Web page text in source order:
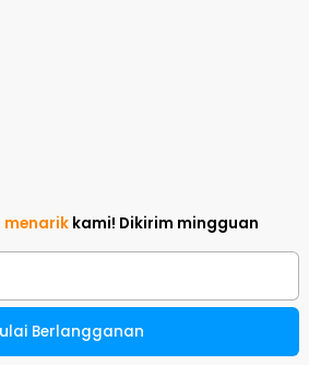
menarik kami! Dikirim mingguan
Berlangganan